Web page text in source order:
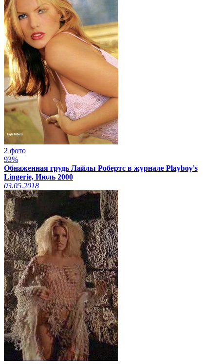
2 фото
93%
Обнаженная грудь Лайлы Робертс в журнале Playboy's
Lingerie, Июль 2000
03.05.2018